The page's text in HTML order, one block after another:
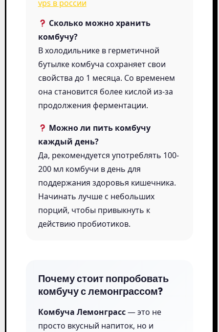
vps в россии
Сколько можно хранить
комбучу?
В холодильнике в герметичной
бутылке комбуча сохраняет свои
свойства до 1 месяца. Со временем
она становится более кислой из-за
продолжения ферментации.
Можно ли пить комбучу
каждый день?
Да, рекомендуется употреблять 100-
200 мл комбучи в день для
поддержания здоровья кишечника.
Начинать лучше с небольших
порций, чтобы привыкнуть к
действию пробиотиков.
Почему стоит попробовать
комбучу с лемонграссом?
Комбуча Лемонграсс— это не
просто вкусный напиток, но и